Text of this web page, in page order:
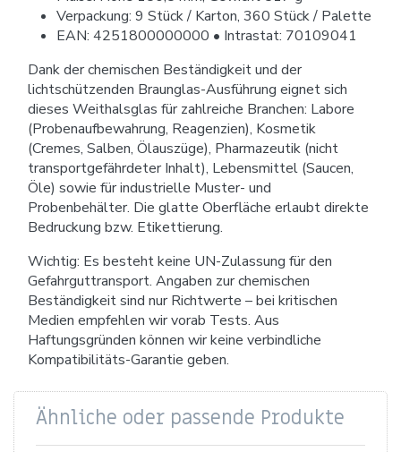
Verpackung: 9 Stück / Karton, 360 Stück / Palette
EAN: 4251800000000 • Intrastat: 70109041
Dank der chemischen Beständigkeit und der
lichtschützenden Braunglas-Ausführung eignet sich
dieses Weithalsglas für zahlreiche Branchen: Labore
(Probenaufbewahrung, Reagenzien), Kosmetik
(Cremes, Salben, Ölauszüge), Pharmazeutik (nicht
transportgefährdeter Inhalt), Lebensmittel (Saucen,
Öle) sowie für industrielle Muster- und
Probenbehälter. Die glatte Oberfläche erlaubt direkte
Bedruckung bzw. Etikettierung.
Wichtig: Es besteht keine UN-Zulassung für den
Gefahrguttransport. Angaben zur chemischen
Beständigkeit sind nur Richtwerte – bei kritischen
Medien empfehlen wir vorab Tests. Aus
Haftungsgründen können wir keine verbindliche
Kompatibilitäts-Garantie geben.
Ähnliche oder passende Produkte